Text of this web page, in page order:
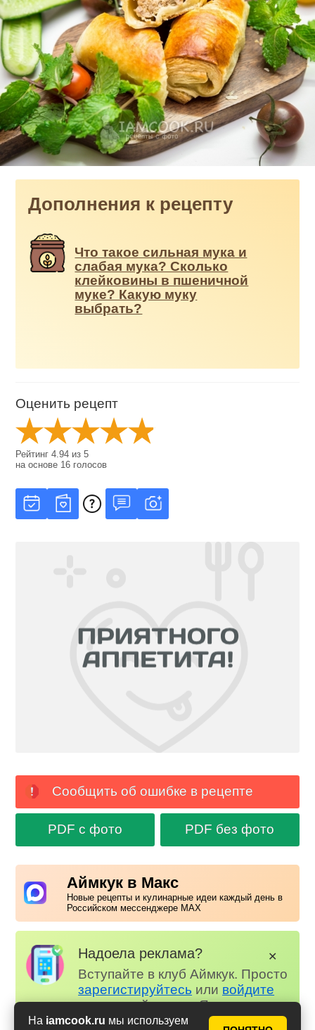
На iamcook.ru мы используем
Дополнения к рецепту
Что такое сильная мука и
слабая мука? Сколько
клейковины в пшеничной
муке? Какую муку
выбрать?
Оценить рецепт
Рейтинг4.94 из5
на основе 16 голосов
Сообщить об ошибке в рецепте
PDF с фото PDF без фото
Аймкук в Макс
Новые рецепты и кулинарные идеи каждый день в
Российском мессенджере MAX
Надоела реклама?
Вступайте в клуб Аймкук. Просто
зарегистируйтесь или войдите
на наш сайт через Яндекс или
ВК.
✕